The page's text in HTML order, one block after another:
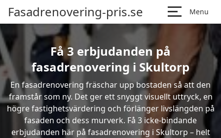
Fasadrenovering-pris.se Menu
Få 3 erbjudanden på
fasadrenovering i Skultorp
En fasadrenovering fräschar upp bostaden så att den
framstår som ny. Det ger ett snyggt visuellt uttryck, en
högre fastighetsvärdering och förlänger livslängden på
fasaden och dess murverk. Få 3 icke-bindande
erbjudanden här på fasadrenovering i Skultorp – helt